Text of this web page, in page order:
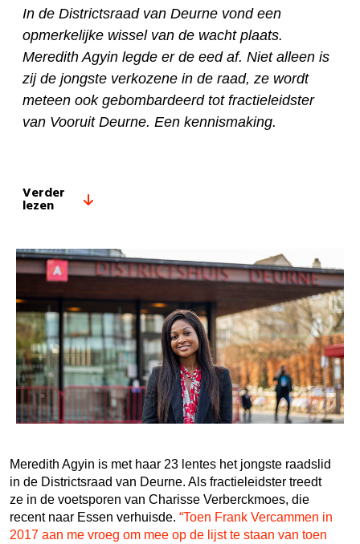
In de Districtsraad van Deurne vond een
opmerkelijke wissel van de wacht plaats.
Meredith Agyin legde er de eed af. Niet alleen is
zij de jongste verkozene in de raad, ze wordt
meteen ook gebombardeerd tot fractieleidster
van Vooruit Deurne. Een kennismaking.
Verder
lezen
Meredith Agyin is met haar 23 lentes het jongste raadslid
in de Districtsraad van Deurne. Als fractieleidster treedt
ze in de voetsporen van Charisse Verberckmoes, die
recent naar Essen verhuisde. “Toen Frank Vercammen in
2017 aan me vroeg om mee op de lijst te staan van toen